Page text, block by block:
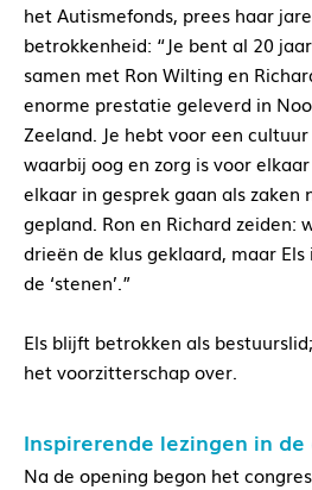
het Autismefonds, prees haar
betrokkenheid: “Je bent al 20
samen met Ron Wilting en
enorme prestatie geleverd in
Zeeland. Je hebt voor een
waarbij oog en zorg is voor
elkaar in gesprek gaan als zaken
gepland. Ron en Richard zeiden:
drieën de klus geklaard, maar Els
de ‘stenen’.”
Els blijft betrokken als
het voorzitterschap over.
Inspirerende lezingen in
Na de opening begon het